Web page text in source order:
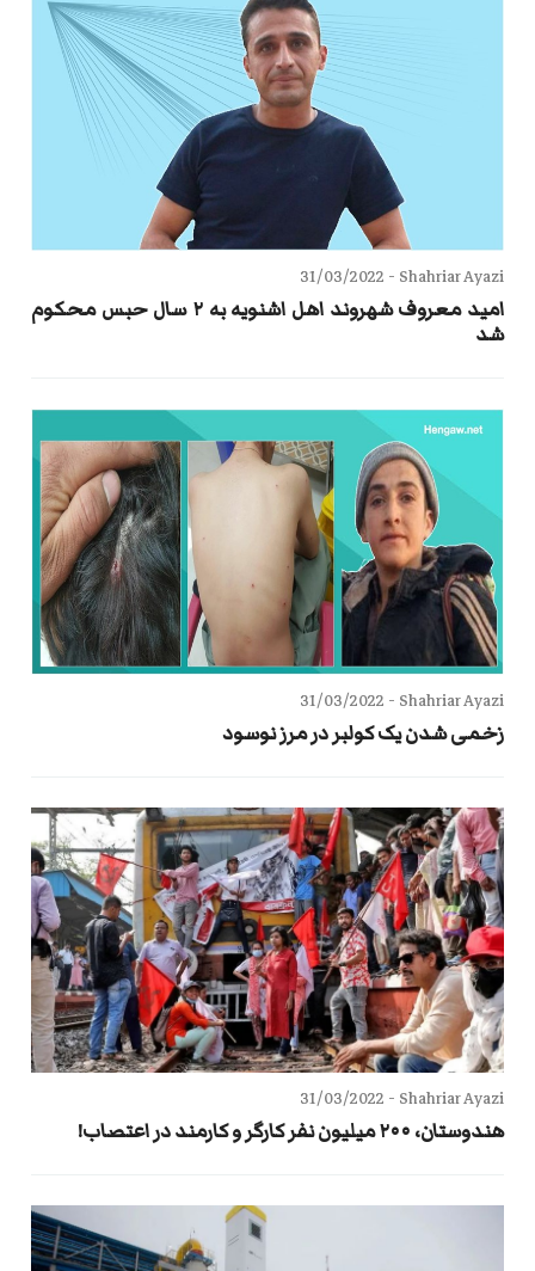
Shahriar Ayazi -
31/03/2022
امید معروف شهروند اهل اشنویه به ۲ سال حبس محکوم
شد
Shahriar Ayazi -
31/03/2022
زخمی شدن یک کولبر در مرز نوسود
Shahriar Ayazi -
31/03/2022
هندوستان، ۲۰۰ میلیون نفر کارگر و کارمند در اعتصاب!